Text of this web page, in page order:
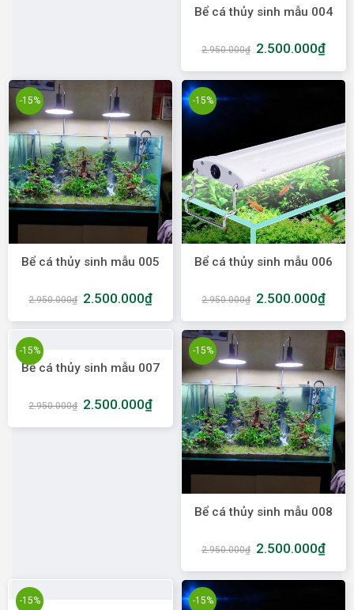
Bể cá thủy sinh mẫu 004
2.950.000₫ 2.500.000₫
-15%
Bể cá thủy sinh mẫu 005
2.950.000₫ 2.500.000₫
-15%
Bể cá thủy sinh mẫu 006
2.950.000₫ 2.500.000₫
-15%
Bể cá thủy sinh mẫu 007
2.950.000₫ 2.500.000₫
-15%
Bể cá thủy sinh mẫu 008
2.950.000₫ 2.500.000₫
-15% -15%